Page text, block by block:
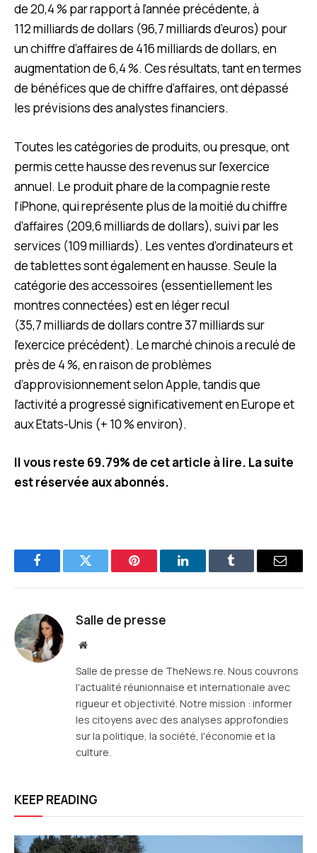
de 20,4 % par rapport à l’année précédente, à
112 milliards de dollars (96,7 milliards d’euros) pour
un chiffre d’affaires de 416 milliards de dollars, en
augmentation de 6,4 %. Ces résultats, tant en termes
de bénéfices que de chiffre d’affaires, ont dépassé
les prévisions des analystes financiers.
Toutes les catégories de produits, ou presque, ont
permis cette hausse des revenus sur l’exercice
annuel. Le produit phare de la compagnie reste
l’iPhone, qui représente plus de la moitié du chiffre
d’affaires (209,6 milliards de dollars), suivi par les
services (109 milliards). Les ventes d’ordinateurs et
de tablettes sont également en hausse. Seule la
catégorie des accessoires (essentiellement les
montres connectées) est en léger recul
(35,7 milliards de dollars contre 37 milliards sur
l’exercice précédent). Le marché chinois a reculé de
près de 4 %, en raison de problèmes
d’approvisionnement selon Apple, tandis que
l’activité a progressé significativement en Europe et
aux Etats-Unis (+ 10 % environ).
Il vous reste 69.79% de cet article à lire. La suite
est réservée aux abonnés.
FacebookTwitter Pinterest LinkedInTumblr
E-
Salle de presse
Site
Salle de presse de TheNews.re. Nous couvrons
l'actualité réunionnaise et internationale avec
rigueur et objectivité. Notre mission : informer
les citoyens avec des analyses approfondies
sur la politique, la société, l'économie et la
culture.
KEEP READING